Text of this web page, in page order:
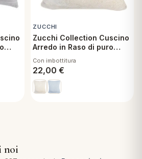
ZUCCHI
Zucchi Collection Cuscino
Arredo in Raso di puro
Imbottitura 60x60 cm
Visconti 41
Con imbottitura
22,00 €
noi